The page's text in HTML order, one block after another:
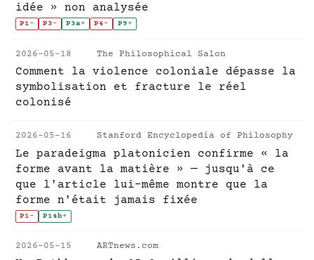
idée » non analysée
P1- P3- P3a+ P4- P9+
2026-05-18 The Philosophical Salon
Comment la violence coloniale dépasse la
symbolisation et fracture le réel
colonisé
2026-05-16 Stanford Encyclopedia of Philosophy
Le paradeigma platonicien confirme « la
forme avant la matière » — jusqu'à ce
que l'article lui-même montre que la
forme n'était jamais fixée
P1- P14b+
2026-05-15 ARTnews.com